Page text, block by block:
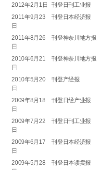
2012年2月1日
刊登日刊工业报
2011年9月23
日
刊登日本经济报
2011年8月26
日
刊登神奈川地方报
2010年6月21
日
刊登神奈川地方报
2010年5月20
日
刊登产经报
2009年8月18
日
刊登日经产业报
2009年7月22
日
刊登日刊工业报
2009年6月17
日
刊登日本经济报
2009年5月28
刊登日本读卖报